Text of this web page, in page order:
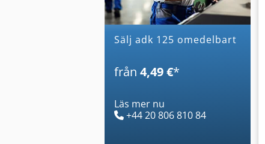
Sälj adk 125 omedelbart
från 4,49 €*
Läs mer nu
+44 20 806 810 84